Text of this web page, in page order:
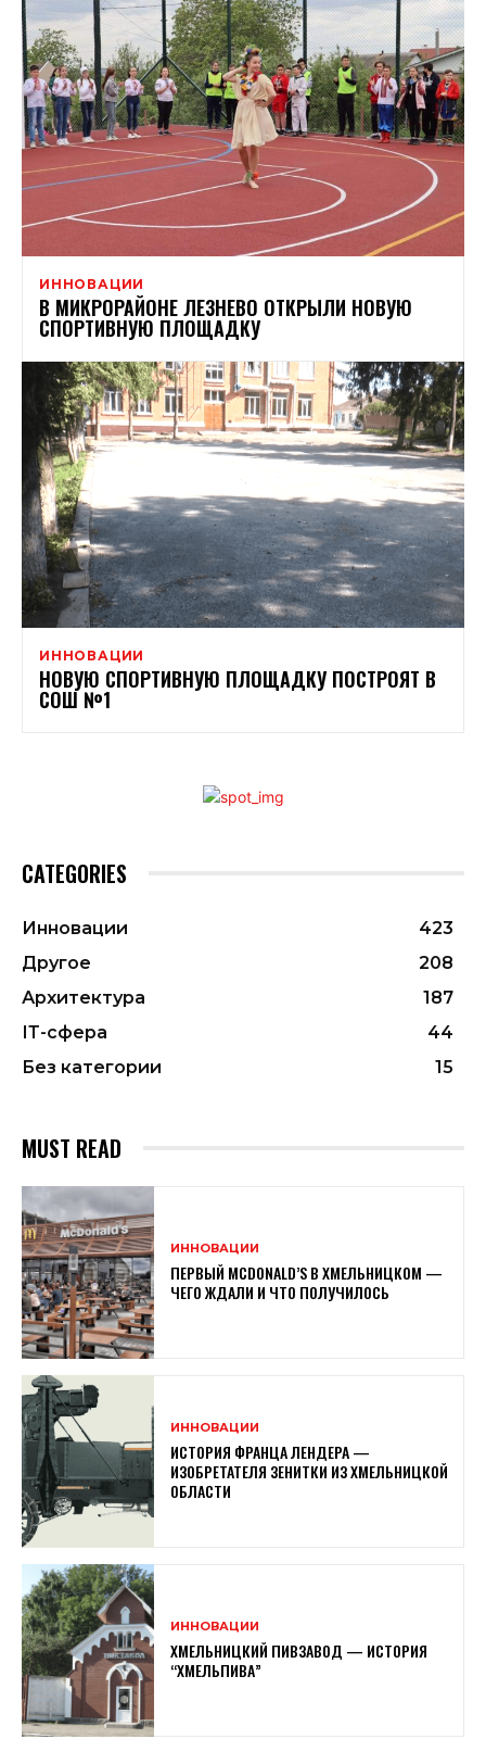
ИННОВАЦИИ
В МИКРОРАЙОНЕ ЛЕЗНЕВО ОТКРЫЛИ НОВУЮ
СПОРТИВНУЮ ПЛОЩАДКУ
ИННОВАЦИИ
НОВУЮ СПОРТИВНУЮ ПЛОЩАДКУ ПОСТРОЯТ В
СОШ №1
CATEGORIES
Инновации
423
Другое
208
Архитектура
187
ІТ-сфера
44
Без категории
15
MUST READ
ИННОВАЦИИ
ПЕРВЫЙ MCDONALD’S В ХМЕЛЬНИЦКОМ —
ЧЕГО ЖДАЛИ И ЧТО ПОЛУЧИЛОСЬ
ИННОВАЦИИ
ИСТОРИЯ ФРАНЦА ЛЕНДЕРА —
ИЗОБРЕТАТЕЛЯ ЗЕНИТКИ ИЗ ХМЕЛЬНИЦКОЙ
ОБЛАСТИ
ИННОВАЦИИ
ХМЕЛЬНИЦКИЙ ПИВЗАВОД — ИСТОРИЯ
“ХМЕЛЬПИВА”